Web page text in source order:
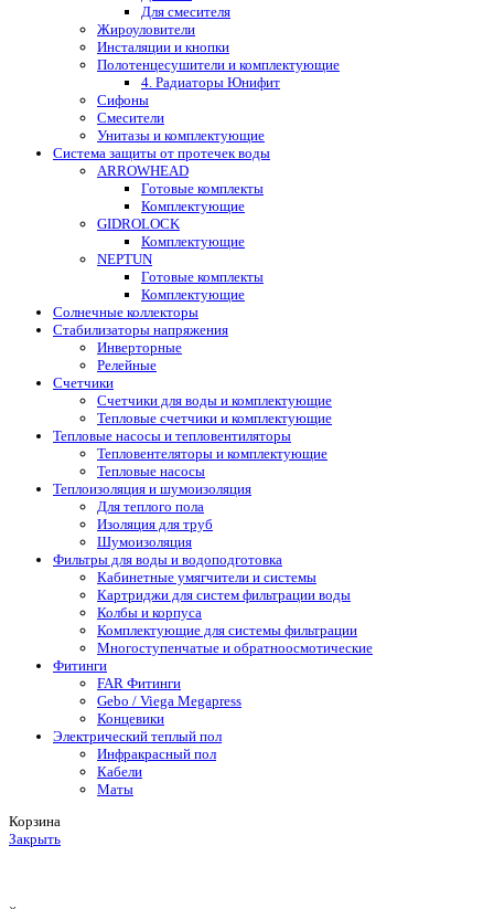
Для смесителя
Жироуловители
Инсталяции и кнопки
Полотенцесушители и комплектующие
4. Радиаторы Юнифит
Сифоны
Смесители
Унитазы и комплектующие
Система защиты от протечек воды
ARROWHEAD
Готовые комплекты
Комплектующие
GIDROLOCK
Комплектующие
NEPTUN
Готовые комплекты
Комплектующие
Солнечные коллекторы
Стабилизаторы напряжения
Инверторные
Релейные
Счетчики
Счетчики для воды и комплектующие
Тепловые счетчики и комплектующие
Тепловые насосы и тепловентиляторы
Тепловентеляторы и комплектующие
Тепловые насосы
Теплоизоляция и шумоизоляция
Для теплого пола
Изоляция для труб
Шумоизоляция
Фильтры для воды и водоподготовка
Кабинетные умягчители и системы
Картриджи для систем фильтрации воды
Колбы и корпуса
Комплектующие для системы фильтрации
Многоступенчатые и обратноосмотические
Фитинги
FAR Фитинги
Gebo / Viega Megapress
Концевики
Электрический теплый пол
Инфракрасный пол
Кабели
Маты
Корзина
Закрыть